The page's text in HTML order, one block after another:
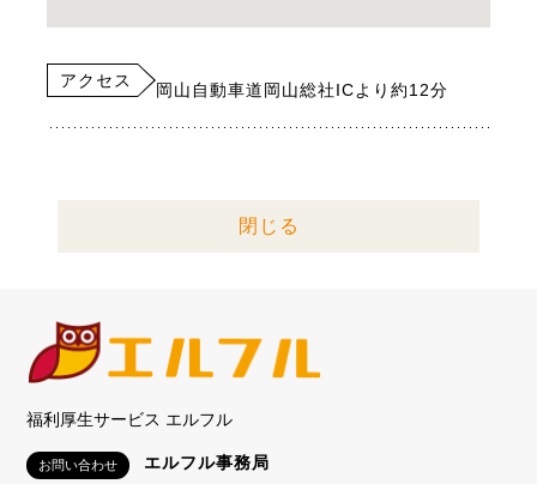
アクセス 岡山自動車道岡山総社ICより約12分
閉じる
福利厚生サービス エルフル
お問い合わせ エルフル事務局